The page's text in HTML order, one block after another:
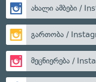
ახალი ამბები /
გართობა /
მეცნიერება /